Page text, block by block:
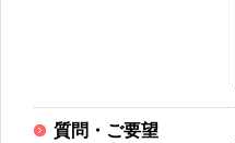
質問・ご要望